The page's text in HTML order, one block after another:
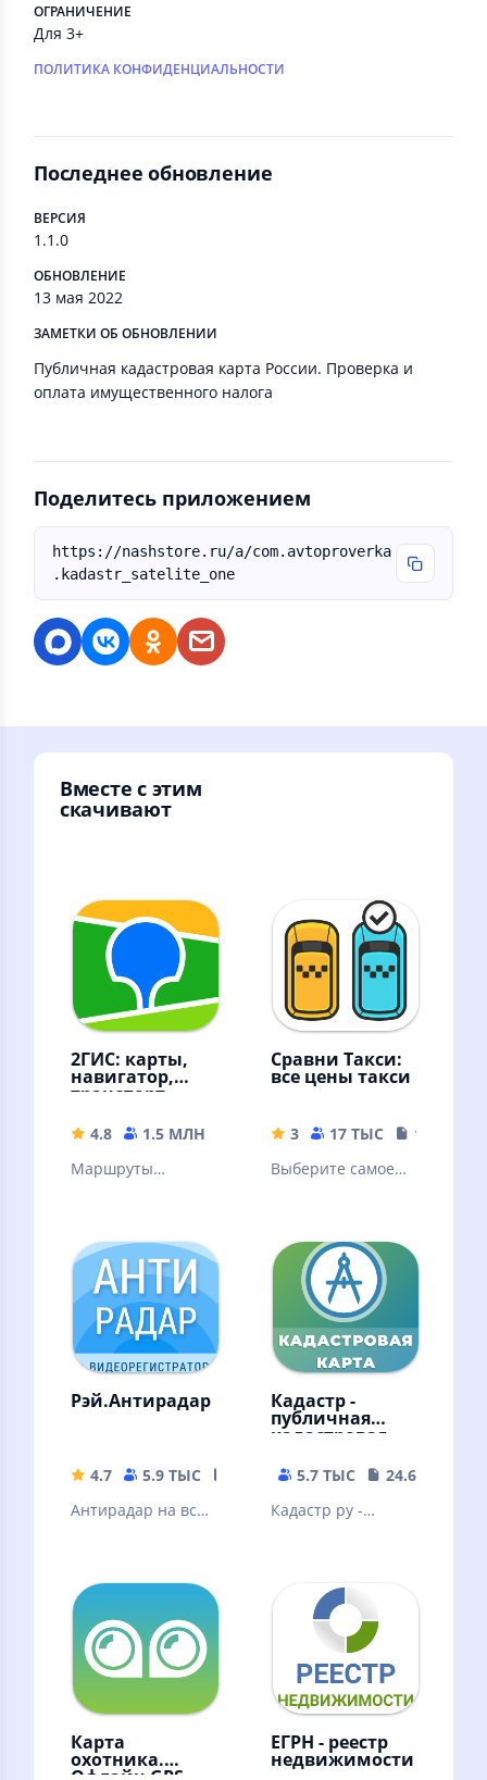
ОГРАНИЧЕНИЕ
Для 3+
ПОЛИТИКА КОНФИДЕНЦИАЛЬНОСТИ
Последнее обновление
ВЕРСИЯ
1.1.0
ОБНОВЛЕНИЕ
13 мая 2022
ЗАМЕТКИ ОБ ОБНОВЛЕНИИ
Публичная кадастровая карта России. Проверка и
оплата имущественного налога
Поделитесь приложением
https://nashstore.ru/a/com.avtoproverka
.kadastr_satelite_one
Вместе с этим
скачивают
2ГИС: карты,
навигатор,
транспорт,
4.8 1.5 МЛН
296.71 MB
Маршруты
транспорта.
Метро. Пробки.
Камеры. Онлайн и
офлайн
Сравни Такси:
все цены такси
3 17 ТЫС
18.99 MB
Выберите самое
Рэй.Антирадар
4.7 5.9 ТЫС
43.3 MB
Антирадар на все
поездок на авто
без штрафов
Кадастр -
публичная
кадастровая
5.7 ТЫС
24.65 MB
Кадастр ру -
Информация из
Росреестр (ЕГРН)
Карта
охотника.
ЕГРН - реестр
недвижимости